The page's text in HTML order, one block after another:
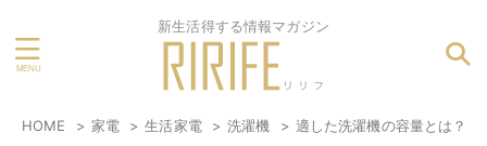
新生活得する情報マガジン
HOME 家電 生活家電 洗濯機 適した洗濯機の容量とは？